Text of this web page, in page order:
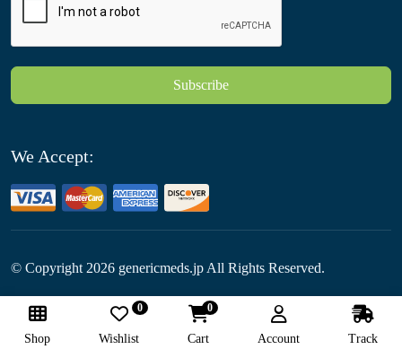
Subscribe
We Accept:
© Copyright 2026 genericmeds.jp All Rights Reserved.
Follow Us:
Shop Wishlist
0
Cart
0
Account Track